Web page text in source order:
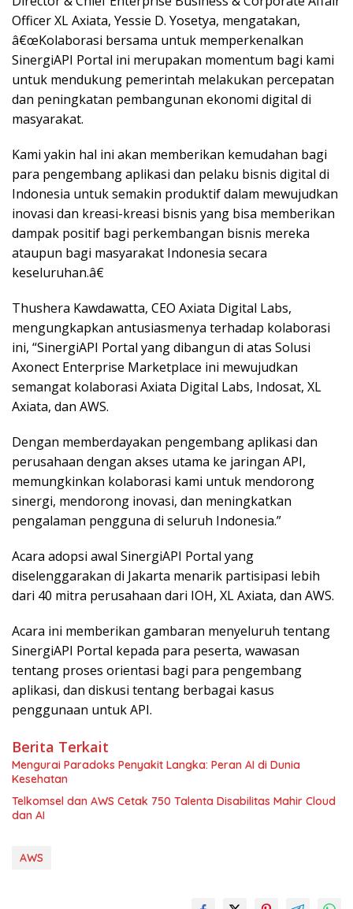
Officer XL Axiata, Yessie D. Yosetya, mengatakan,
â€œKolaborasi bersama untuk memperkenalkan
SinergiAPI Portal ini merupakan momentum bagi kami
untuk mendukung pemerintah melakukan percepatan
dan peningkatan pembangunan ekonomi digital di
masyarakat.
Kami yakin hal ini akan memberikan kemudahan bagi
para pengembang aplikasi dan pelaku bisnis digital di
Indonesia untuk semakin produktif dalam mewujudkan
inovasi dan kreasi-kreasi bisnis yang bisa memberikan
dampak positif bagi perkembangan bisnis mereka
ataupun bagi masyarakat Indonesia secara
keseluruhan.â€
Thushera Kawdawatta, CEO Axiata Digital Labs,
mengungkapkan antusiasmenya terhadap kolaborasi
ini, “SinergiAPI Portal yang dibangun di atas Solusi
Axonect Enterprise Marketplace ini mewujudkan
semangat kolaborasi Axiata Digital Labs, Indosat, XL
Axiata, dan AWS.
Dengan memberdayakan pengembang aplikasi dan
perusahaan dengan akses utama ke jaringan API,
memungkinkan kolaborasi kami untuk mendorong
sinergi, mendorong inovasi, dan meningkatkan
pengalaman pengguna di seluruh Indonesia.”
Acara adopsi awal SinergiAPI Portal yang
diselenggarakan di Jakarta menarik partisipasi lebih
dari 40 mitra perusahaan dari IOH, XL Axiata, dan AWS.
Acara ini memberikan gambaran menyeluruh tentang
SinergiAPI Portal kepada para peserta, wawasan
tentang proses orientasi bagi para pengembang
aplikasi, dan diskusi tentang berbagai kasus
penggunaan untuk API.
Berita Terkait
Mengurai Paradoks Penyakit Langka: Peran AI di Dunia
Kesehatan
Telkomsel dan AWS Cetak 750 Talenta Disabilitas Mahir Cloud
dan AI
AWS